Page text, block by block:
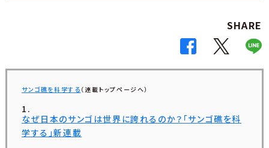
SHARE
サンゴ礁を科学する （連載トップページへ）
なぜ日本のサンゴは世界に誇れるのか？「サンゴ礁を科
学する」新連載